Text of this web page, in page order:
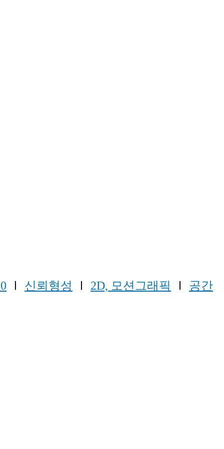
Ⅰ 신뢰형성 Ⅰ 2D, 모션그래픽 Ⅰ 공간